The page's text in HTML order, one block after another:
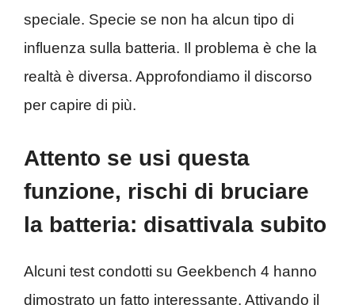
speciale. Specie se non ha alcun tipo di
influenza sulla batteria. Il problema è che la
realtà è diversa. Approfondiamo il discorso
per capire di più.
Attento se usi questa
funzione, rischi di bruciare
la batteria: disattivala subito
Alcuni test condotti su Geekbench 4 hanno
dimostrato un fatto interessante. Attivando il